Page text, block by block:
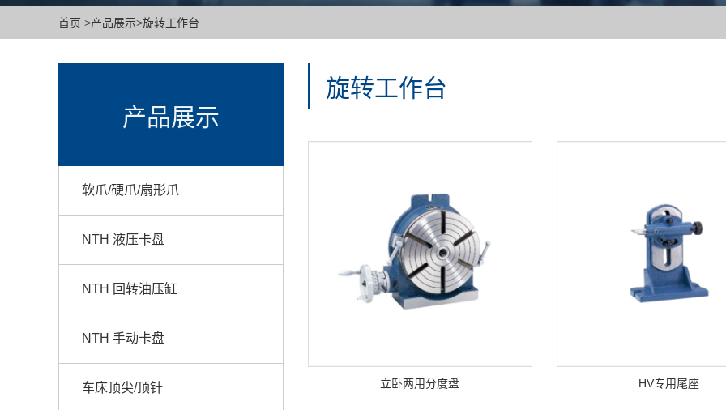
首页 >产品展示>旋转工作台
产品展示
软爪/硬爪/扇形爪
NTH 液压卡盘
NTH 回转油压缸
NTH 手动卡盘
车床顶尖/顶针
旋转工作台
立卧两用分度盘 HV专用尾座